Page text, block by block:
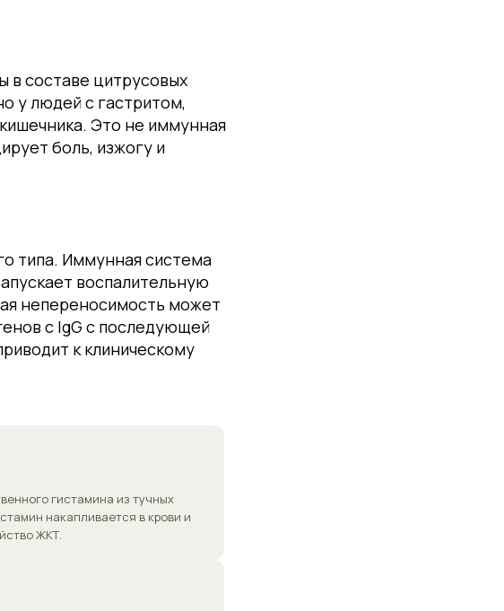
в составе цитрусовых
у людей с гастритом,
Это не иммунная
боль, изжогу и
типа. Иммунная система
воспалительную
непереносимость может
с IgG с последующей
к клиническому
гистамина из тучных
накапливается в крови и
ЖКТ.